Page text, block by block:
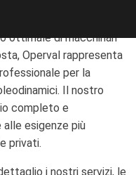
attività industriali e
ottimale di macchinari
Operval rappresenta
per la
Il nostro
completo e
esigenze più
privati.
i nostri servizi, le